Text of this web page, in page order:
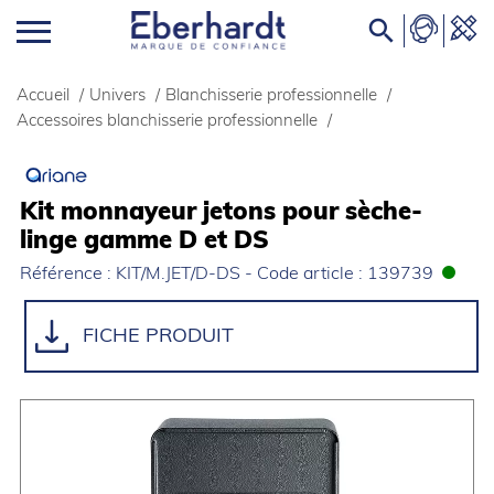

Accueil / Univers / Blanchisserie professionnelle /
Accessoires blanchisserie professionnelle /
Kit monnayeur jetons pour sèche-
linge gamme D et DS
Référence : KIT/M.JET/D-DS - Code article : 139739
FICHE PRODUIT